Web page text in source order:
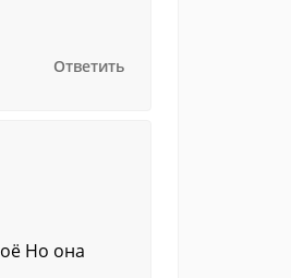
Ответить
Но она